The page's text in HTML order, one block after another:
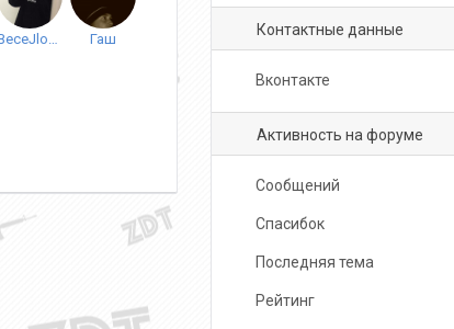
Гаш
Контактные данные
Вконтакте
Активность на форуме
Сообщений
Спасибок
Последняя тема
Рейтинг